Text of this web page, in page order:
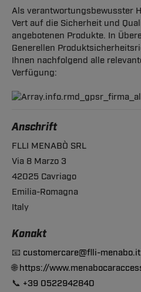
Als verantwortungsbewusster
Vert auf die Sicherheit und
angebotenen Produkte. In
Generellen
Ihnen nachfolgend alle
Verfügung:
Anschrift
FLLI MENABÒ SRL
Via 8 Marzo 3
42025 Cavriago
Emilia-Romagna
Italy
Konakt
📧 customercare@flli-menabo.it
🌐https://
📞 +39 0522942840